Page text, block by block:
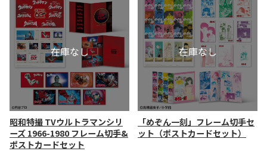
昭和特撮 TVウルトラマンシリ
ーズ 1966-1980 フレーム切手&
ポストカードセット
「めぞん一刻」フレーム切手セ
ット（ポストカードセット）